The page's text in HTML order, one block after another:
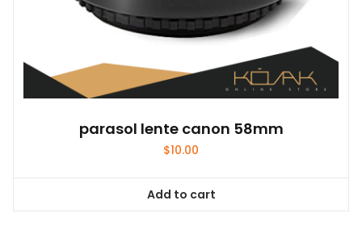
parasol lente canon 58mm
$10.00
Add to cart